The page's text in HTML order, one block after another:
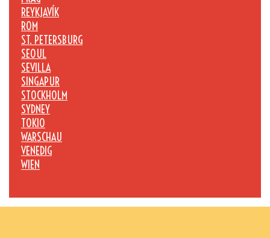
REYKJAVÍK
ROM
ST. PETERSBURG
SEOUL
SEVILLA
SINGAPUR
STOCKHOLM
SYDNEY
TOKIO
WARSCHAU
VENEDIG
WIEN